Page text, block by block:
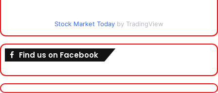
Stock Market Today by TradingView
Find us on Facebook